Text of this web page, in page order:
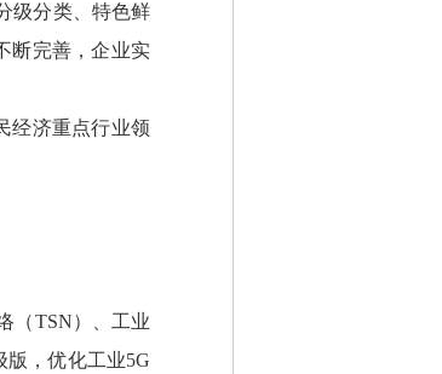
级分类、特色鲜
断完善，企业实
经济重点行业领
（TSN）、工业
版，优化工业5G